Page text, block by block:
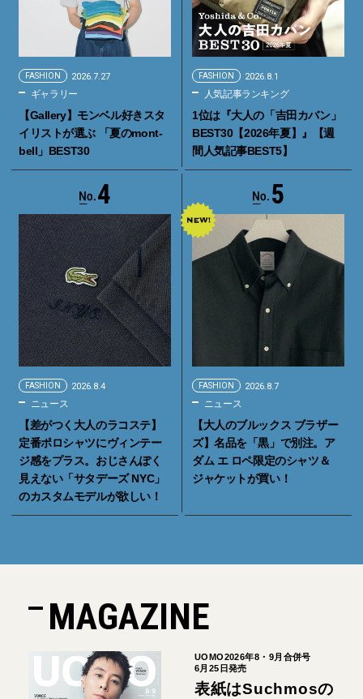
FASHION 2026.7.27
ギャラリー
【Gallery】モンベル好きスタ
イリストが選ぶ 「夏のmont-
bell」BEST30
FASHION 2026.8.1
人気記事ランキング
1位は『大人の「吉田カバン」
BEST30【2026年夏】』【週
間人気記事BEST5】
4
FASHION 2026.8.4
ニュース
【差がつく大人のラコステ】
定番ポロシャツにヴィンテー
ジ感をプラス。おじさんぽく
見えない「サタデーズ NYC」
のカスタムモデルが欲しい！
5
FASHION 2026.8.7
ニュース
【大人のブルックス ブラザー
ズ】名品を「黒」で別注。ア
ダム エ ロペ限定のシャツ＆
ジャケットが買い！
MAGAZINE
UOMO2026年8・9月合併号
6月25日発売
表紙はSuchmosの